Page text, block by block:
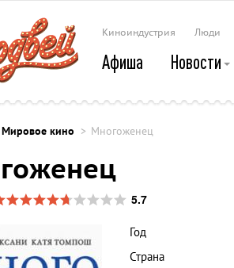
Киноиндустрия Люди
Афиша Новости
Мировое кино Многоженец
5.7
Год
Страна